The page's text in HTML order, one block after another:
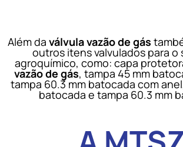
Além da válvula vazão de gás
outros itens valvulados para o
agroquímico, como: capa
vazão de gás, tampa 45 mm
tampa 60.3 mm batocada com
batocada e tampa 60.3 mm